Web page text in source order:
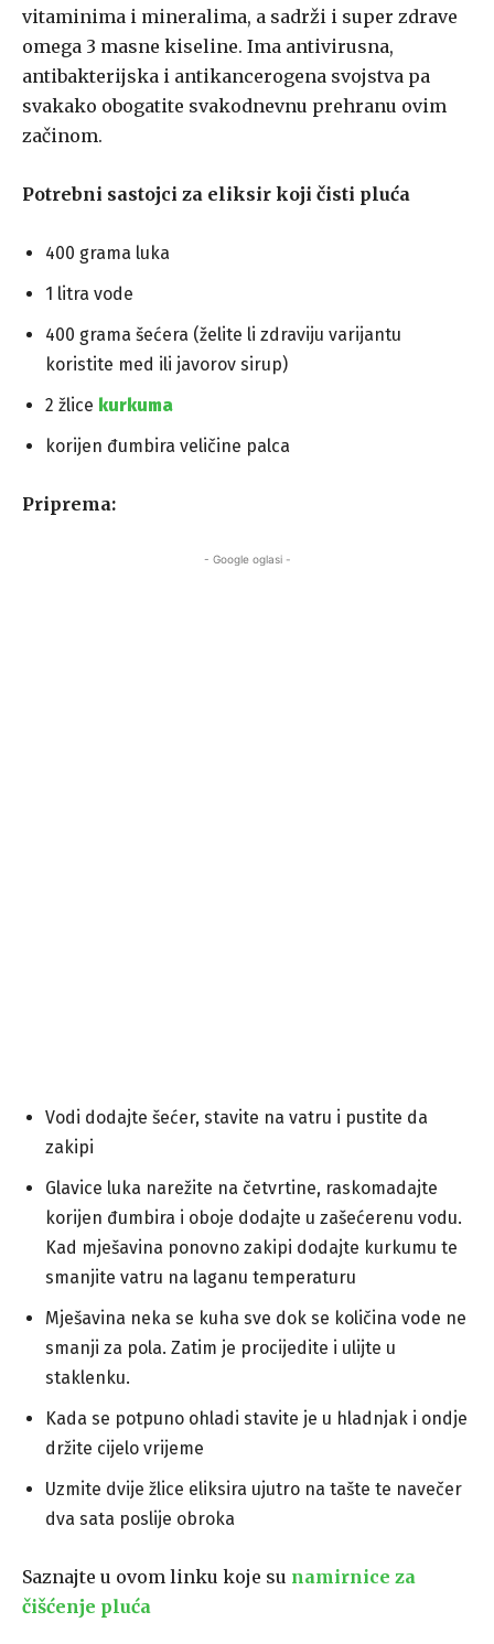
vitaminima i mineralima, a sadrži i super zdrave
omega 3 masne kiseline. Ima antivirusna,
antibakterijska i antikancerogena svojstva pa
svakako obogatite svakodnevnu prehranu ovim
začinom.
Potrebni sastojci za eliksir koji čisti pluća
400 grama luka
1 litra vode
400 grama šećera (želite li zdraviju varijantu
koristite med ili javorov sirup)
2 žlice kurkuma
korijen đumbira veličine palca
Priprema:
- Google oglasi -
Vodi dodajte šećer, stavite na vatru i pustite da
zakipi
Glavice luka narežite na četvrtine, raskomadajte
korijen đumbira i oboje dodajte u zašećerenu vodu.
Kad mješavina ponovno zakipi dodajte kurkumu te
smanjite vatru na laganu temperaturu
Mješavina neka se kuha sve dok se količina vode ne
smanji za pola. Zatim je procijedite i ulijte u
staklenku.
Kada se potpuno ohladi stavite je u hladnjak i ondje
držite cijelo vrijeme
Uzmite dvije žlice eliksira ujutro na tašte te navečer
dva sata poslije obroka
Saznajte u ovom linku koje su namirnice za
čišćenje pluća